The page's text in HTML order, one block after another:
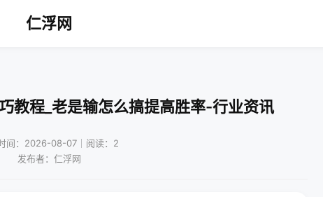
仁浮网
教程_老是输怎么搞提高胜率-行业资讯
间：2026-08-07｜阅读：2
发布者：仁浮网